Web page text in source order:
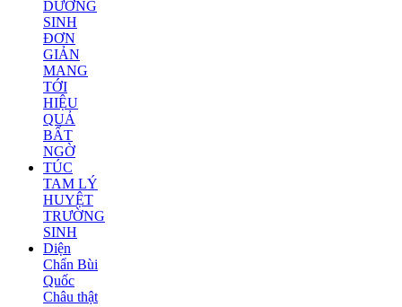
DƯỠNG
SINH
ĐƠN
GIẢN
MANG
TỚI
HIỆU
QUẢ
BẤT
NGỜ
TÚC
TAM LÝ
HUYỆT
TRƯỜNG
SINH
Diện
Chẩn Bùi
Quốc
Châu thật